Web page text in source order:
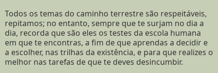
Todos os temas do caminho terrestre são respeitáveis,
repitamos; no entanto, sempre que te surjam no dia a
dia, recorda que são eles os testes da escola humana
em que te encontras, a fim de que aprendas a decidir e
a escolher, nas trilhas da existência, e para que realizes o
melhor nas tarefas de que te deves desincumbir.